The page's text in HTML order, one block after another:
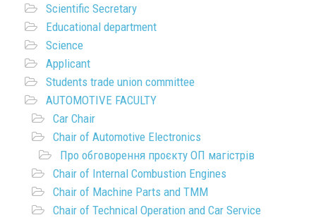
Scientific Secretary
Educational department
Science
Applicant
Students trade union committee
AUTOMOTIVE FACULTY
Car Chair
Chair of Automotive Electronics
Про обговорення проєкту ОП магістрів
Chair of Internal Combustion Engines
Chair of Machine Parts and TMM
Chair of Technical Operation and Car Service